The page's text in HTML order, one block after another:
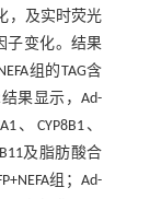
，及实时荧光
子变化。结果
组的TAG含
果显示，Ad-
、CYP8B1、
及脂肪酸合
组；Ad-